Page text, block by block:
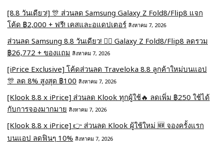
[8.8 วันเดียว!] 🎊 ส่วนลด Samsung Galaxy Z Fold8/Flip8 แจก
โค้ด ฿2,000 + ฟรี! เคสและอแดปเตอร์ สิงหาคม 7, 2026
ส่วนลด Samsung 8.8 วันเดียว! ❤️‍🔥 Galaxy Z Fold8/Flip8 ลดรวม
฿26,772 + ของแถม สิงหาคม 7, 2026
[iPrice Exclusive] โค้ดส่วนลด Traveloka 8.8 ลูกค้าใหม่บนแอป
🎊 ลด 8% สูงสุด​ ฿100 สิงหาคม 7, 2026
[Klook 8.8 x iPrice] ส่วนลด Klook ทุกผู้ใช้🔥 ลดเพิ่ม ฿250 ใช้ได้
กับการจองมากมาย สิงหาคม 7, 2026
[Klook 8.8 x iPrice] 👉 ส่วนลด Klook ผู้ใช้ใหม่ 🆕 จองครั้งแรก
บนแอป ลดฟินๆ 10% สิงหาคม 7, 2026